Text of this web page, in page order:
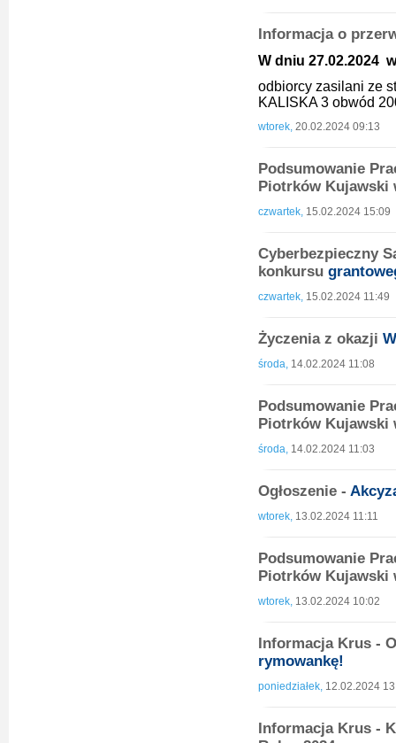
Informacja o
W dniu 27.02.2024
odbiorcy zasilani ze
KALISKA 3 obwód
wtorek, 20.02.2024 09:13
Podsumowanie
Piotrków Kujawski
czwartek, 15.02.2024 15:09
Cyberbezpieczny
konkursu
czwartek, 15.02.2024 11:49
Życzenia z okazji
środa, 14.02.2024 11:08
Podsumowanie
Piotrków Kujawski
środa, 14.02.2024 11:03
Ogłoszenie -
wtorek, 13.02.2024 11:11
Podsumowanie
Piotrków Kujawski
wtorek, 13.02.2024 10:02
Informacja Krus -
rymowankę!
poniedziałek, 12.02.2024
Informacja Krus -